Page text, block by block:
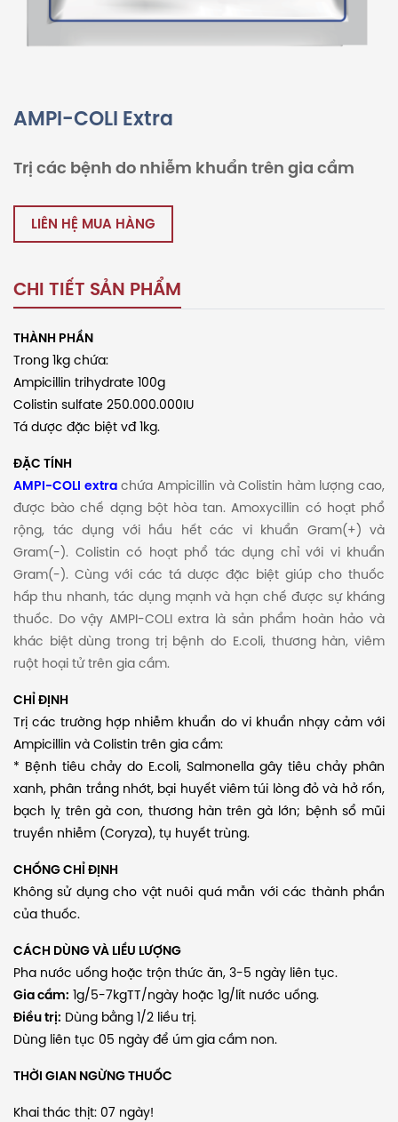
AMPI-COLI Extra
Trị các bệnh do nhiễm khuẩn trên gia cầm
LIÊN HỆ MUA HÀNG
CHI TIẾT SẢN PHẨM
THÀNH PHẦN
Trong 1kg chứa:
Ampicillin trihydrate 100g
Colistin sulfate 250.000.000IU
Tá dược đặc biệt vđ 1kg.
ĐẶC TÍNH
AMPI-COLI extrachứa Ampicillin và Colistin hàm lượng cao,
được bào chế dạng bột hòa tan. Amoxycillin có hoạt phổ
rộng, tác dụng với hầu hết các vi khuẩn Gram(+) và
Gram(-). Colistin có hoạt phổ tác dụng chỉ với vi khuẩn
Gram(-). Cùng với các tá dược đặc biệt giúp cho thuốc
hấp thu nhanh, tác dụng mạnh và hạn chế được sự kháng
thuốc. Do vậy AMPI-COLI extra là sản phẩm hoàn hảo và
khác biệt dùng trong trị bệnh do E.coli, thương hàn, viêm
ruột hoại tử trên gia cầm.
CHỈ ĐỊNH
Trị các trường hợp nhiễm khuẩn do vi khuẩn nhạy cảm với
Ampicillin và Colistin trên gia cầm:
* Bệnh tiêu chảy do E.coli, Salmonella gây tiêu chảy phân
xanh, phân trắng nhớt, bại huyết viêm túi lòng đỏ và hở rốn,
bạch lỵ trên gà con, thương hàn trên gà lớn; bệnh sổ mũi
truyền nhiễm (Coryza), tụ huyết trùng.
CHỐNG CHỈ ĐỊNH
Không sử dụng cho vật nuôi quá mẫn với các thành phần
của thuốc.
CÁCH DÙNG VÀ LIỀU LƯỢNG
Pha nước uống hoặc trộn thức ăn, 3-5 ngày liên tục.
Gia cầm: 1g/5-7kgTT/ngày hoặc 1g/lít nước uống.
Điều trị: Dùng bằng 1/2 liều trị.
Dùng liên tục 05 ngày để úm gia cầm non.
THỜI GIAN NGỪNG THUỐC
Khai thác thịt: 07 ngày!